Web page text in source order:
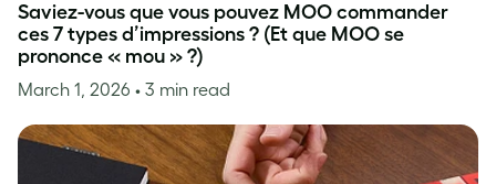
Saviez-vous que vous pouvez MOO commander
ces 7 types d’impressions ? (Et que MOO se
prononce « mou » ?)
March 1, 2026 • 3 min read